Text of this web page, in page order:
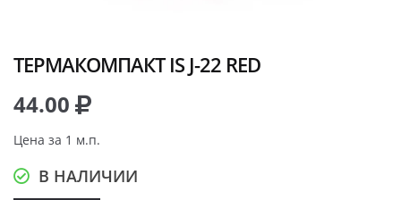
ТЕРМАКОМПАКТ IS J-22 RED
44.00
Цена за 1 м.п.
В НАЛИЧИИ